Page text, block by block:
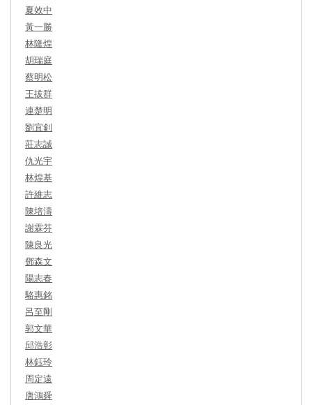
夏效中
黃一勝
林隆煌
胡瑞庭
蔡明松
王拔群
連楚明
劉宜釗
莊志誠
仇光宇
林煌基
許維志
陳培濤
謝霖芬
陳良光
鄧森文
陽志春
駱惠銘
呂至剛
郭文華
邱浩彰
林鈺玲
周定遠
唐鴻舜